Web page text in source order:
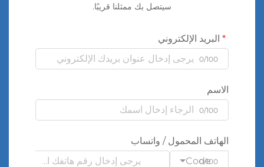
سيتصل بك ممثلنا قريبًا.
البريد الإلكتروني
الهاتف المحمول / واتساب
Code